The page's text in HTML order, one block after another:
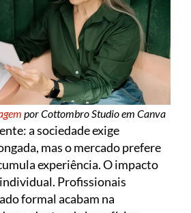
por Cottombro Studio em Canva
a sociedade exige
mas o mercado prefere
experiência. O impacto
Profissionais
formal acabam na